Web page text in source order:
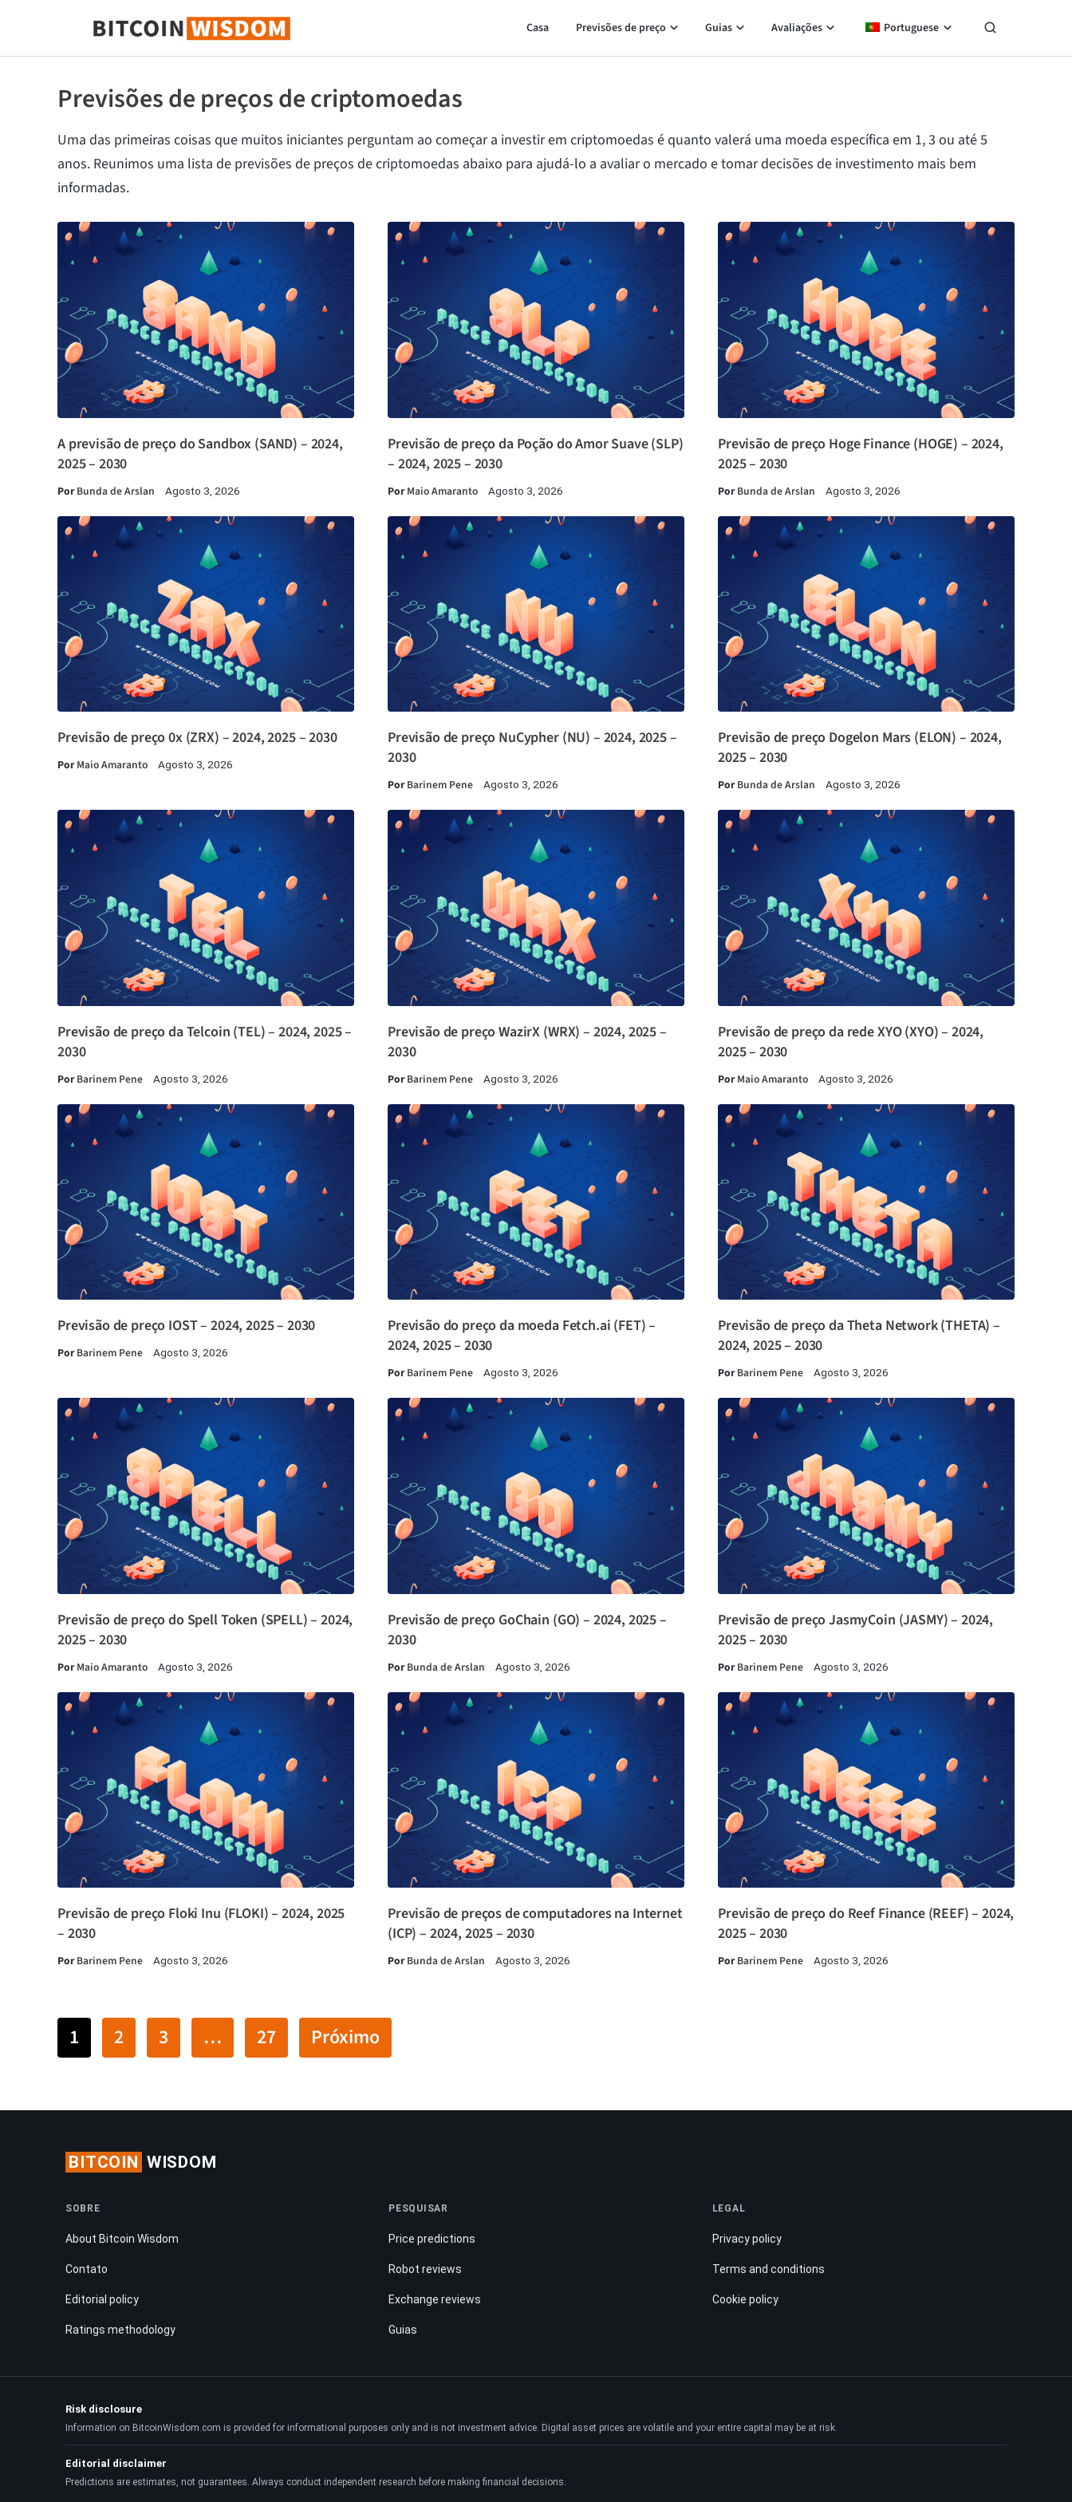
Sabedoria do Bitcoin
Casa Previsões de preço Guias Avaliações Portuguese
Previsões de preços de criptomoedas
Uma das primeiras coisas que muitos iniciantes perguntam ao começar a investir em criptomoedas é quanto valerá uma moeda específica em 1, 3 ou até 5
anos. Reunimos uma lista de previsões de preços de criptomoedas abaixo para ajudá-lo a avaliar o mercado e tomar decisões de investimento mais bem
informadas.
A previsão de preço do Sandbox (SAND) – 2024,
2025 – 2030
PorBunda de Arslan Agosto 3, 2026
Previsão de preço da Poção do Amor Suave (SLP)
– 2024, 2025 – 2030
PorMaio Amaranto Agosto 3, 2026
Previsão de preço Hoge Finance (HOGE) – 2024,
2025 – 2030
PorBunda de Arslan Agosto 3, 2026
Previsão de preço 0x (ZRX) – 2024, 2025 – 2030
PorMaio Amaranto Agosto 3, 2026
Previsão de preço NuCypher (NU) – 2024, 2025 –
2030
PorBarinem Pene Agosto 3, 2026
Previsão de preço Dogelon Mars (ELON) – 2024,
2025 – 2030
PorBunda de Arslan Agosto 3, 2026
Previsão de preço da Telcoin (TEL) – 2024, 2025 –
2030
PorBarinem Pene Agosto 3, 2026
Previsão de preço WazirX (WRX) – 2024, 2025 –
2030
PorBarinem Pene Agosto 3, 2026
Previsão de preço da rede XYO (XYO) – 2024,
2025 – 2030
PorMaio Amaranto Agosto 3, 2026
Previsão de preço IOST – 2024, 2025 – 2030
PorBarinem Pene Agosto 3, 2026
Previsão do preço da moeda Fetch.ai (FET) –
2024, 2025 – 2030
PorBarinem Pene Agosto 3, 2026
Previsão de preço da Theta Network (THETA) –
2024, 2025 – 2030
PorBarinem Pene Agosto 3, 2026
Previsão de preço do Spell Token (SPELL) – 2024,
2025 – 2030
PorMaio Amaranto Agosto 3, 2026
Previsão de preço GoChain (GO) – 2024, 2025 –
2030
PorBunda de Arslan Agosto 3, 2026
Previsão de preço JasmyCoin (JASMY) – 2024,
2025 – 2030
PorBarinem Pene Agosto 3, 2026
Previsão de preço Floki Inu (FLOKI) – 2024, 2025
– 2030
PorBarinem Pene Agosto 3, 2026
Previsão de preços de computadores na Internet
(ICP) – 2024, 2025 – 2030
PorBunda de Arslan Agosto 3, 2026
Previsão de preço do Reef Finance (REEF) – 2024,
2025 – 2030
PorBarinem Pene Agosto 3, 2026
1 2 3 … 27 Próximo
BITCOIN WISDOM
SOBRE
About Bitcoin Wisdom
Contato
Editorial policy
Ratings methodology
PESQUISAR
Price predictions
Robot reviews
Exchange reviews
Guias
LEGAL
Privacy policy
Terms and conditions
Cookie policy
Risk disclosure
Information on BitcoinWisdom.com is provided for informational purposes only and is not investment advice. Digital asset prices are volatile and your entire capital may be at risk.
Editorial disclaimer
Predictions are estimates, not guarantees. Always conduct independent research before making financial decisions.